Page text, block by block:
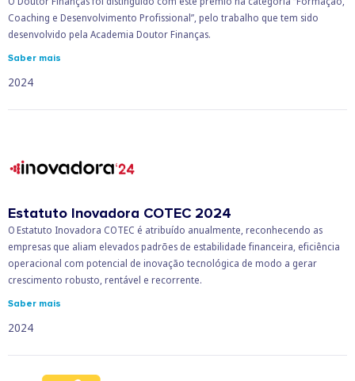
Coaching e Desenvolvimento Profissional”, pelo trabalho que tem sido
desenvolvido pela Academia Doutor Finanças.
Saber mais
2024
Estatuto Inovadora COTEC 2024
O Estatuto Inovadora COTEC é atribuído anualmente, reconhecendo as
empresas que aliam elevados padrões de estabilidade financeira, eficiência
operacional com potencial de inovação tecnológica de modo a gerar
crescimento robusto, rentável e recorrente.
Saber mais
2024